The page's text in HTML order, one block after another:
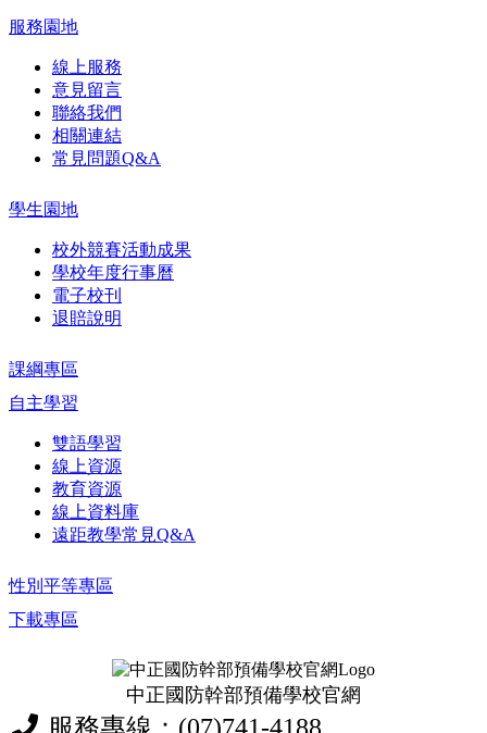
服務園地
線上服務
意見留言
聯絡我們
相關連結
常見問題Q&A
學生園地
校外競賽活動成果
學校年度行事曆
電子校刊
退賠說明
課綱專區
自主學習
雙語學習
線上資源
教育資源
線上資料庫
遠距教學常見Q&A
性別平等專區
下載專區
中正國防幹部預備學校官網